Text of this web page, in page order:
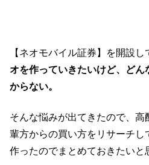
【ネオモバイル証券】を開設し
オを作っていきたいけど、ど
からない。
そんな悩みが出てきたので、
輩方からの買い方をリサーチし
作ったのでまとめておきたいと